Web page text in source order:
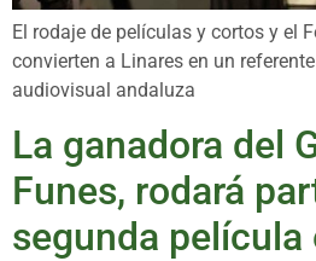
El rodaje de películas y cortos y el
convierten a Linares en un
audiovisual andaluza
La ganadora del
Funes, rodará
segunda película